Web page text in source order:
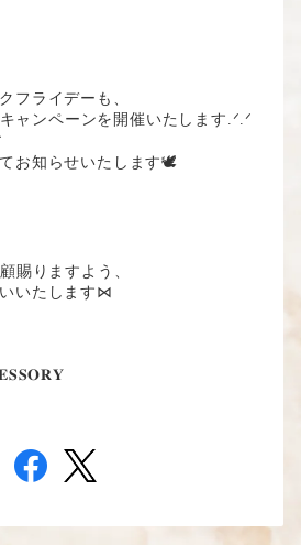
フライデーも、
ャンペーンを開催いたします.ᐟ.ᐟ
お知らせいたします🕊️
賜りますよう、
いたします⋈
ㅤ